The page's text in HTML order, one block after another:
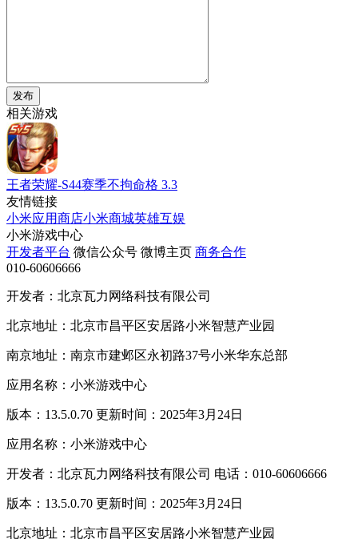
发布
相关游戏
王者荣耀-S44赛季不拘命格 3.3
友情链接
小米应用商店小米商城英雄互娱
小米游戏中心
开发者平台 微信公众号 微博主页 商务合作
010-60606666
开发者：北京瓦力网络科技有限公司
北京地址：北京市昌平区安居路小米智慧产业园
南京地址：南京市建邺区永初路37号小米华东总部
应用名称：小米游戏中心
版本：13.5.0.70 更新时间：2025年3月24日
应用名称：小米游戏中心
开发者：北京瓦力网络科技有限公司 电话：010-60606666
版本：13.5.0.70 更新时间：2025年3月24日
北京地址：北京市昌平区安居路小米智慧产业园